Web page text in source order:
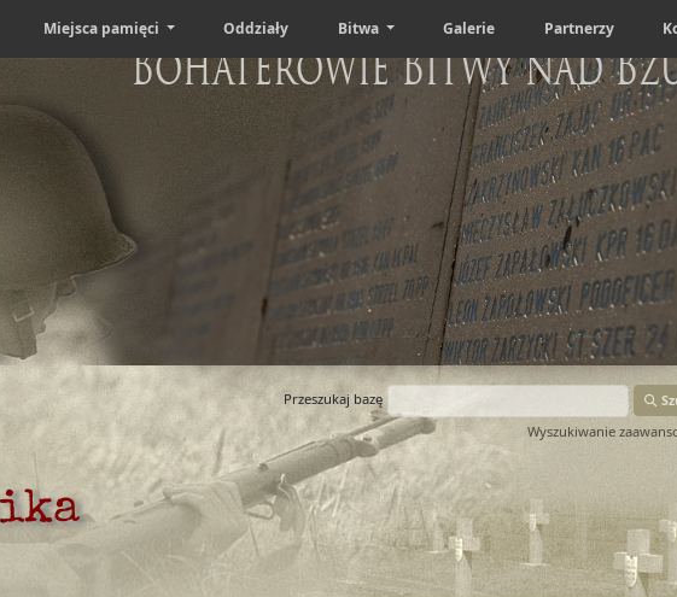
Miejsca pamięci Oddziały Bitwa Galerie Partnerzy
Bohaterowie Bitwy nad
Przeszukaj bazę
Wyszukiwanie